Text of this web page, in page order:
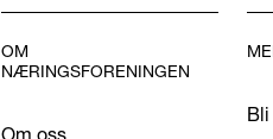
OM
NÆRINGSFORENINGEN
Om oss